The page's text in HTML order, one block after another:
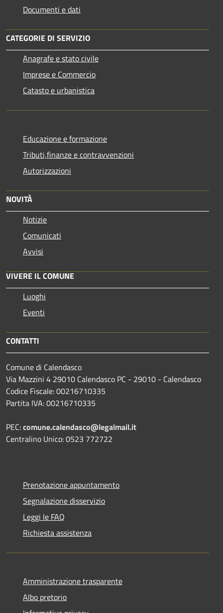
Documenti e dati
CATEGORIE DI SERVIZIO
Anagrafe e stato civile
Imprese e Commercio
Catasto e urbanistica
Educazione e formazione
Tributi,finanze e contravvenzioni
Autorizzazioni
NOVITÀ
Notizie
Comunicati
Avvisi
VIVERE IL COMUNE
Luoghi
Eventi
CONTATTI
Comune di Calendasco
Via Mazzini 4 29010 Calendasco PC - 29010 - Calendasco
Codice Fiscale: 00216710335
Partita IVA: 00216710335
PEC:comune.calendasco@legalmail.it
Centralino Unico: 0523 772722
Prenotazione appuntamento
Segnalazione disservizio
Leggi le FAQ
Richiesta assistenza
Amministrazione trasparente
Albo pretorio